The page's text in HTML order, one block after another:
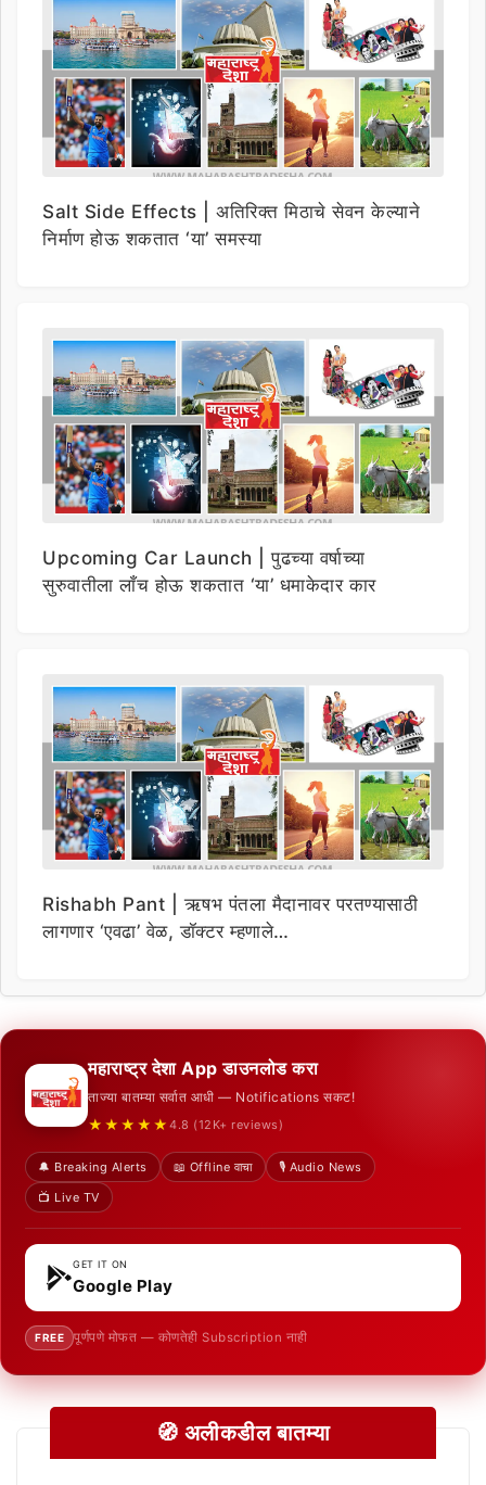
Salt Side Effects | अतिरिक्त मिठाचे सेवन केल्याने
निर्माण होऊ शकतात ‘या’ समस्या
Upcoming Car Launch | पुढच्या वर्षाच्या
सुरुवातीला लाँच होऊ शकतात ‘या’ धमाकेदार कार
Rishabh Pant | ऋषभ पंतला मैदानावर परतण्यासाठी
लागणार ‘एवढा’ वेळ, डॉक्टर म्हणाले…
महाराष्ट्र देशा App डाउनलोड करा
ताज्या बातम्या सर्वात आधी — Notifications सकट!
★★★★★ 4.8 (12K+ reviews)
🔔 Breaking Alerts 📖 Offline वाचा
🎙️ Audio News
📺 Live TV
GET IT ON
Google Play
FREE पूर्णपणे मोफत — कोणतेही Subscription नाही
🧭 अलीकडील बातम्या